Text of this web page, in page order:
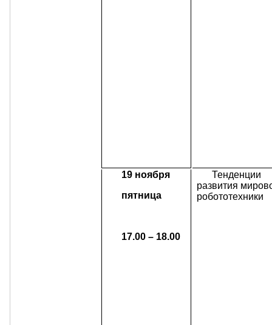
19 ноября
пятница
17.00 – 18.00
Тенденции
развития
робототехники